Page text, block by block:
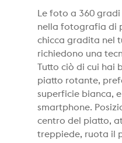
Le foto a 360
nella fotografia di
chicca gradita nel
richiedono una
Tutto ciò di cui hai
piatto rotante,
superficie bianca,
smartphone.
centro del piatto,
treppiede, ruota il